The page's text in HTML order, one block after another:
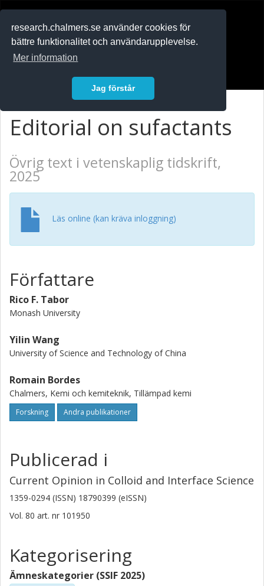
research.chalmers.se använder cookies för
bättre funktionalitet och användarupplevelse.
Mer information
Jag förstår
Editorial on sufactants
Övrig text i vetenskaplig tidskrift,
2025
Läs online (kan kräva inloggning)
Författare
Rico F. Tabor
Monash University
Yilin Wang
University of Science and Technology of China
Romain Bordes
Chalmers, Kemi och kemiteknik, Tillämpad kemi
Forskning Andra publikationer
Publicerad i
Current Opinion in Colloid and Interface Science
1359-0294 (ISSN) 18790399 (eISSN)
Vol. 80 art. nr 101950
Kategorisering
Ämneskategorier (SSIF 2025)